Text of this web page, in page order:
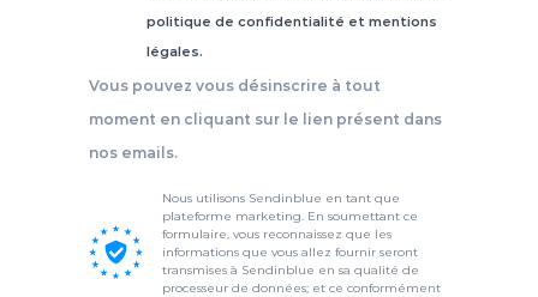
politique de confidentialité et mentions
légales.
Vous pouvez vous désinscrire à tout
moment en cliquant sur le lien présent dans
nos emails.
Nous utilisons Sendinblue en tant que
plateforme marketing. En soumettant ce
formulaire, vous reconnaissez que les
informations que vous allez fournir seront
transmises à Sendinblue en sa qualité de
processeur de données; et ce conformément